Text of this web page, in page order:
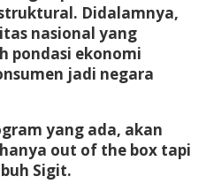
Didalamnya,
nasional yang
pondasi ekonomi
jadi negara
yang ada, akan
out of the box tapi
Sigit.